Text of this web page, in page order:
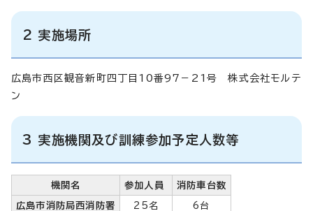
2 実施場所
広島市西区観音新町四丁目10番97－21号 株式会社モルテ
ン
3 実施機関及び訓練参加予定人数等
機関名 参加人員 消防車台数
広島市消防局西消防署 25名 6台